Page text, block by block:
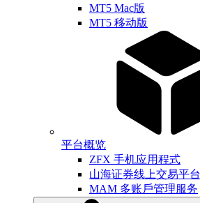
MT5 Mac版
MT5 移动版
平台概览
ZFX 手机应用程式
山海证券线上交易平台
MAM 多账戶管理服务